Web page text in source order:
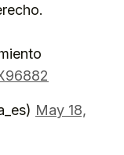
May 18,